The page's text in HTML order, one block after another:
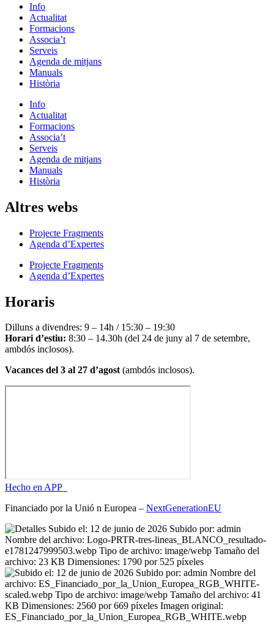
Info
Actualitat
Formacions
Associa’t
Serveis
Agenda de mitjans
Manuals
Història
Info
Actualitat
Formacions
Associa’t
Serveis
Agenda de mitjans
Manuals
Història
Altres webs
Projecte Fragments
Agenda d’Expertes
Projecte Fragments
Agenda d’Expertes
Horaris
Dilluns a divendres: 9 – 14h / 15:30 – 19:30
Horari d’estiu: 8:30 – 14.30h (del 24 de juny al 7 de setembre,
ambdós inclosos).
Vacances del 3 al 27 d’agost(ambdós inclosos).
Hecho en APP_
Financiado por la Unió n Europea – NextGenerationEU